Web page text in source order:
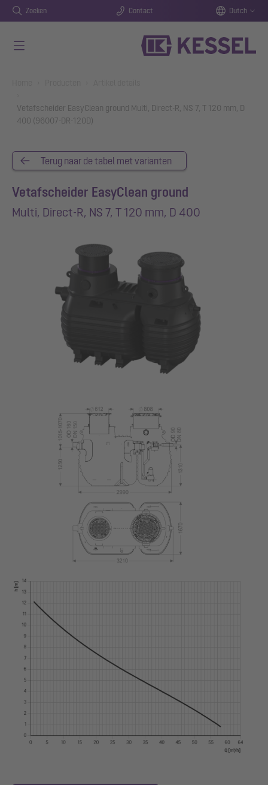
Zoeken Contact Dutch
Vetafscheider EasyClean ground Multi, Direct-R, NS 7, T 120 mm, D
400 (96007-DR-120D)
Terug naar de tabel met varianten
Vetafscheider EasyClean ground
Multi, Direct-R, NS 7, T 120 mm, D 400